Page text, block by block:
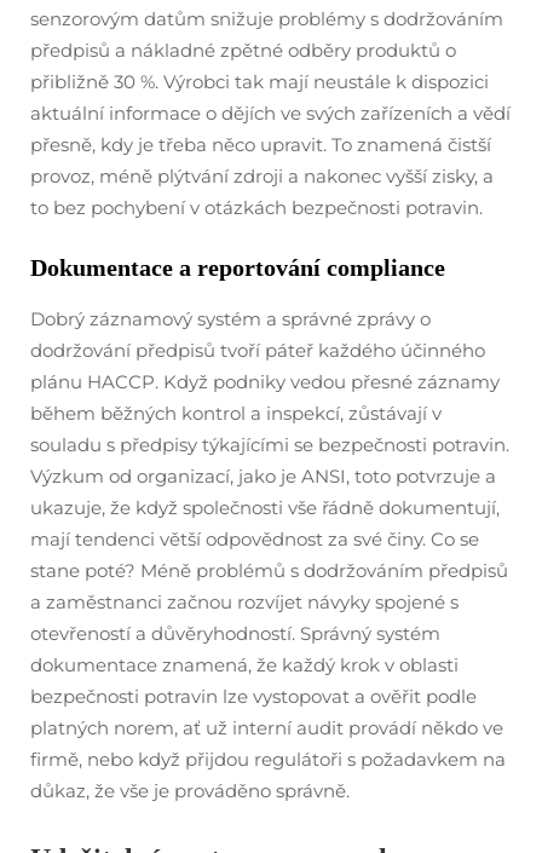
senzorovým datům snižuje problémy s dodržováním
předpisů a nákladné zpětné odběry produktů o
přibližně 30 %. Výrobci tak mají neustále k dispozici
aktuální informace o dějích ve svých zařízeních a vědí
přesně, kdy je třeba něco upravit. To znamená čistší
provoz, méně plýtvání zdroji a nakonec vyšší zisky, a
to bez pochybení v otázkách bezpečnosti potravin.
Dokumentace a reportování compliance
Dobrý záznamový systém a správné zprávy o
dodržování předpisů tvoří páteř každého účinného
plánu HACCP. Když podniky vedou přesné záznamy
během běžných kontrol a inspekcí, zůstávají v
souladu s předpisy týkajícími se bezpečnosti potravin.
Výzkum od organizací, jako je ANSI, toto potvrzuje a
ukazuje, že když společnosti vše řádně dokumentují,
mají tendenci větší odpovědnost za své činy. Co se
stane poté? Méně problémů s dodržováním předpisů
a zaměstnanci začnou rozvíjet návyky spojené s
otevřeností a důvěryhodností. Správný systém
dokumentace znamená, že každý krok v oblasti
bezpečnosti potravin lze vystopovat a ověřit podle
platných norem, ať už interní audit provádí někdo ve
firmě, nebo když přijdou regulátoři s požadavkem na
důkaz, že vše je prováděno správně.